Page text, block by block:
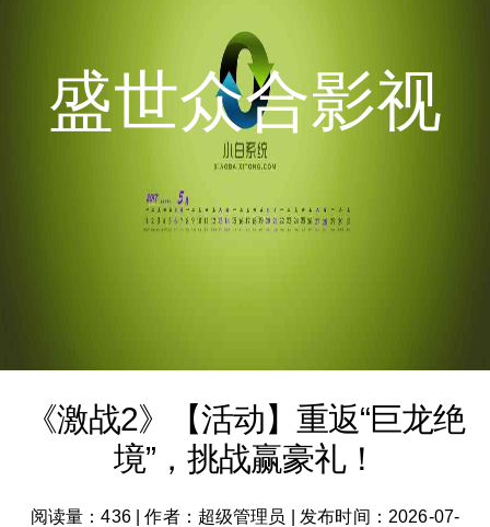
盛世众合影视
《激战2》【活动】重返“巨龙绝
境”，挑战赢豪礼！
阅读量：436|作者：超级管理员
发布时间：2026-07-